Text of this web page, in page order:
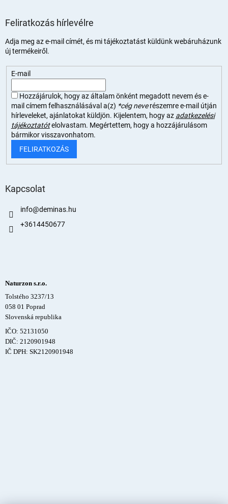
Feliratkozás hírlevélre
Adja meg az e-mail címét, és mi tájékoztatást küldünk webáruházunk
új termékeiről.
E-mail
Hozzájárulok, hogy az általam önként megadott nevem és e-
mail címem felhasználásával a(z) *cég neverészemre e-mail útján
hírleveleket, ajánlatokat küldjön. Kijelentem, hogy az adatkezelési
tájékoztatót elolvastam. Megértettem, hogy a hozzájárulásom
bármikor visszavonhatom.
FELIRATKOZÁS
Kapcsolat
info@deminas.hu
+3614450677
Naturzon s.r.o.
Tolstého 3237/13
058 01 Poprad
Slovenská republika
IČO: 52131050
DIČ: 2120901948
IČ DPH: SK2120901948